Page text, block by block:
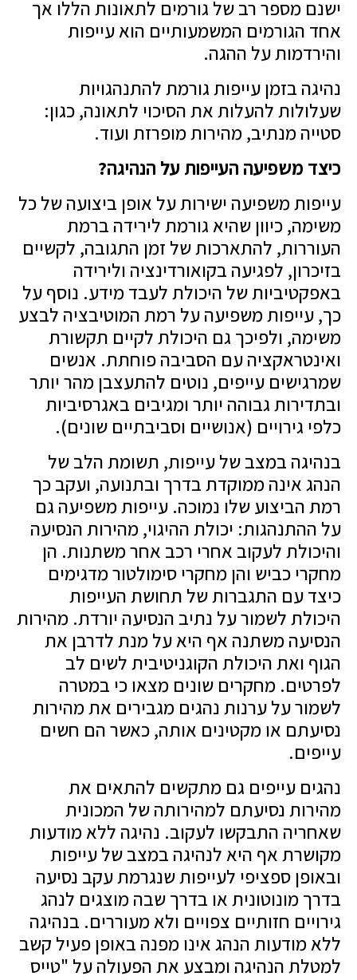
ישנם מספר רב של גורמים לתאונות הללו אך
אחד הגורמים המשמעותיים הוא עייפות
והירדמות על ההגה.
נהיגה בזמן עייפות גורמת להתנהגויות
שעלולות להעלות את הסיכוי לתאונה, כגון:
סטייה מנתיב, מהירות מופרזת ועוד.
כיצד משפיעה העייפות על הנהיגה?
עייפות משפיעה ישירות על אופן ביצועה של כל
משימה, כיוון שהיא גורמת לירידה ברמת
העוררות, להתארכות של זמן התגובה, לקשיים
בזיכרון, לפגיעה בקואורדינציה ולירידה
באפקטיביות של היכולת לעבד מידע. נוסף על
כך, עייפות משפיעה על רמת המוטיבציה לבצע
משימה, ולפיכך גם היכולת לקיים תקשורת
ואינטראקציה עם הסביבה פוחתת. אנשים
שמרגישים עייפים, נוטים להתעצבן מהר יותר
ובתדירות גבוהה יותר ומגיבים באגרסיביות
כלפי גירויים (אנושיים וסביבתיים שונים).
בנהיגה במצב של עייפות, תשומת הלב של
הנהג אינה ממוקדת בדרך ובתנועה, ועקב כך
רמת הביצוע שלו נמוכה. עייפות משפיעה גם
על ההתנהגות: יכולת ההיגוי, מהירות הנסיעה
והיכולת לעקוב אחרי רכב אחר משתנות. הן
מחקרי כביש והן מחקרי סימולטור מדגימים
כיצד עם התגברות של תחושת העייפות
היכולת לשמור על נתיב הנסיעה יורדת. מהירות
הנסיעה משתנה אף היא על מנת לדרבן את
הגוף ואת היכולת הקוגניטיבית לשים לב
לפרטים. מחקרים שונים מצאו כי במטרה
לשמור על ערנות נהגים מגבירים את מהירות
נסיעתם או מקטינים אותה, כאשר הם חשים
עייפים.
נהגים עייפים גם מתקשים להתאים את
מהירות נסיעתם למהירותה של המכונית
שאחריה התבקשו לעקוב. נהיגה ללא מודעות
מקושרת אף היא לנהיגה במצב של עייפות
ובאופן ספציפי לעייפות שנגרמת עקב נסיעה
בדרך מונוטונית או בדרך שבה מוצגים לנהג
גירויים חזותיים צפויים ולא מעוררים. בנהיגה
ללא מודעות הנהג אינו מפנה באופן פעיל קשב
למטלת הנהיגה ומבצע את הפעולה על "טייס